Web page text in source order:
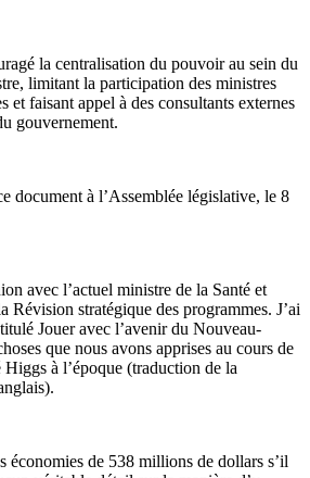
la centralisation du pouvoir au sein du
limitant la participation des ministres
et faisant appel à des consultants externes
gouvernement.
document à l’Assemblée législative, le 8
avec l’actuel ministre de la Santé et
Révision stratégique des programmes. J’ai
Jouer avec l’avenir du Nouveau-
que nous avons apprises au cours de
Higgs à l’époque (traduction de la
économies de 538 millions de dollars s’il